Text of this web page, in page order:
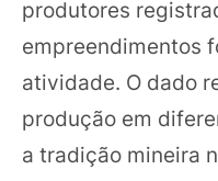
produtores
empreendimentos
atividade. O dado
produção em
a tradição mineira